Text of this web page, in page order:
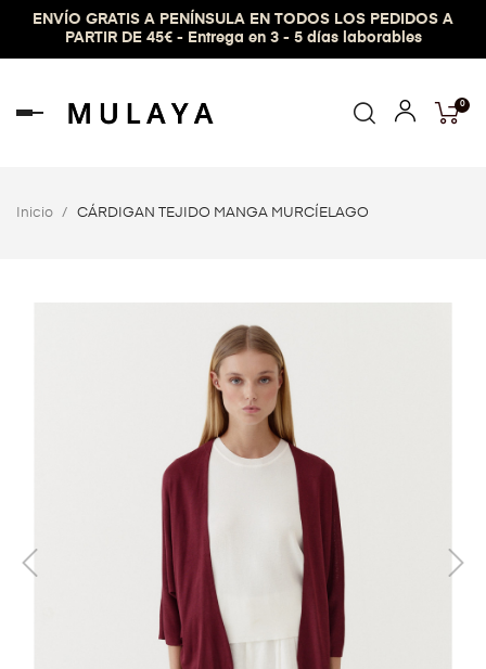
ENVÍO GRATIS A PENÍNSULA EN TODOS LOS PEDIDOS A
PARTIR DE 45€ - Entrega en 3 - 5 días laborables
Navegación
0
Inicio CÁRDIGAN TEJIDO MANGA MURCÍELAGO